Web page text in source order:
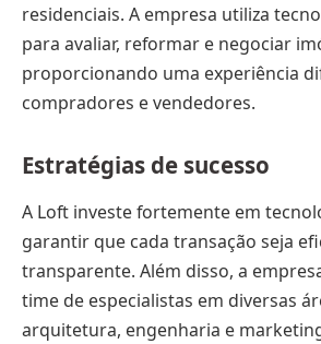
residenciais. A empresa utiliza
para avaliar, reformar e negociar
proporcionando uma experiência
compradores e vendedores.
Estratégias de sucesso
A Loft investe fortemente em
garantir que cada transação seja
transparente. Além disso, a
time de especialistas em diversas
arquitetura, engenharia e